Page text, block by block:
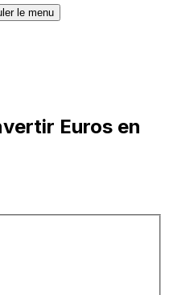
le menu
Euros en